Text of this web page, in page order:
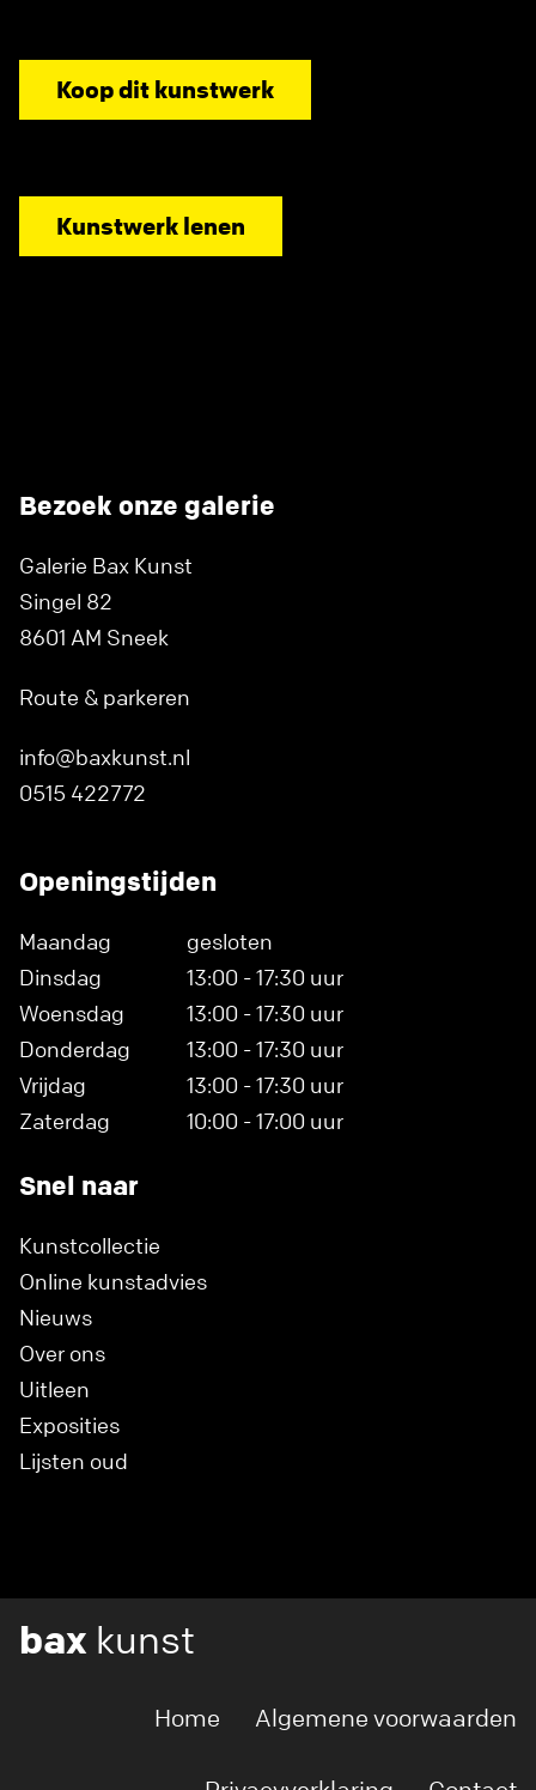
Koop dit kunstwerk
Kunstwerk lenen
Bezoek onze galerie
Galerie Bax Kunst
Singel 82
8601 AM Sneek
Route & parkeren
info@baxkunst.nl
0515 422772
Openingstijden
Maandag
gesloten
Dinsdag
13:00 - 17:30 uur
Woensdag
13:00 - 17:30 uur
Donderdag
13:00 - 17:30 uur
Vrijdag
13:00 - 17:30 uur
Zaterdag
10:00 - 17:00 uur
Snel naar
Kunstcollectie
Online kunstadvies
Nieuws
Over ons
Uitleen
Exposities
Lijsten oud
bax kunst
Home Algemene voorwaarden